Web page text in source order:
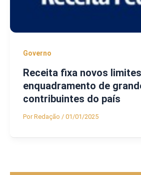
Governo
Receita fixa novos
enquadramento de
contribuintes do país
PorRedação / 01/01/2025